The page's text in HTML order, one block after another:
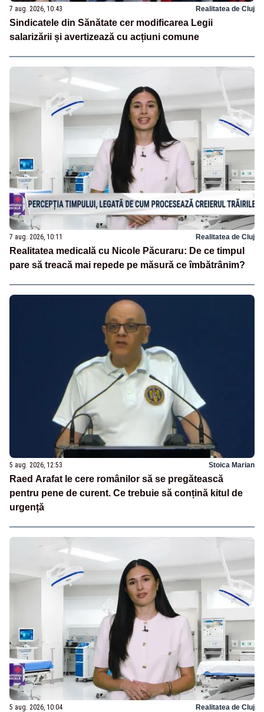
7 aug. 2026, 10:43 Realitatea de Cluj
Sindicatele din Sănătate cer modificarea Legii
salarizării și avertizează cu acțiuni comune
7 aug. 2026, 10:11 Realitatea de Cluj
Realitatea medicală cu Nicole Păcuraru: De ce timpul
pare să treacă mai repede pe măsură ce îmbătrânim?
5 aug. 2026, 12:53 Stoica Marian
Raed Arafat le cere românilor să se pregătească
pentru pene de curent. Ce trebuie să conțină kitul de
urgență
5 aug. 2026, 10:04 Realitatea de Cluj